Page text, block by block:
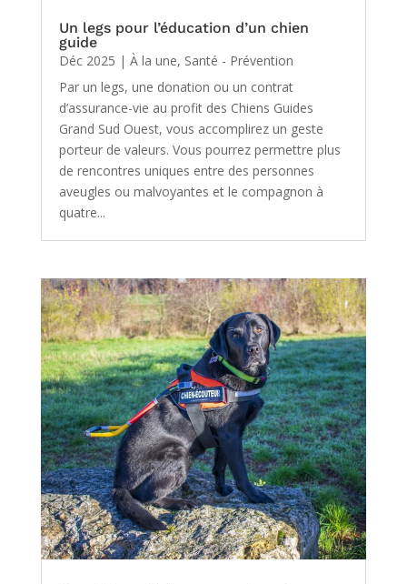
Un legs pour l’éducation d’un chien
guide
Déc 2025 | À la une, Santé - Prévention
Par un legs, une donation ou un contrat
d’assurance-vie au profit des Chiens Guides
Grand Sud Ouest, vous accomplirez un geste
porteur de valeurs. Vous pourrez permettre plus
de rencontres uniques entre des personnes
aveugles ou malvoyantes et le compagnon à
quatre...